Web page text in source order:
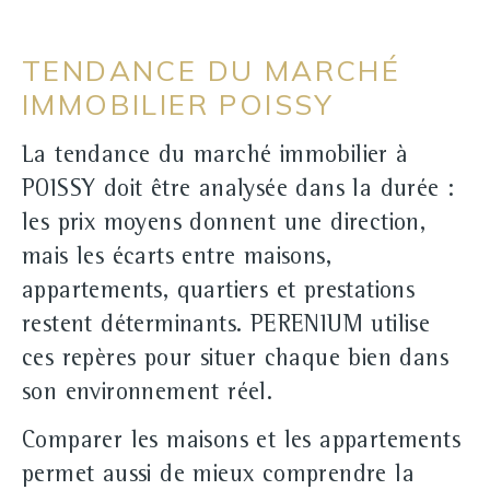
TENDANCE DU MARCHÉ
IMMOBILIER POISSY
La tendance du marché immobilier à
POISSY doit être analysée dans la durée :
les prix moyens donnent une direction,
mais les écarts entre maisons,
appartements, quartiers et prestations
restent déterminants. PERENIUM utilise
ces repères pour situer chaque bien dans
son environnement réel.
Comparer les maisons et les appartements
permet aussi de mieux comprendre la